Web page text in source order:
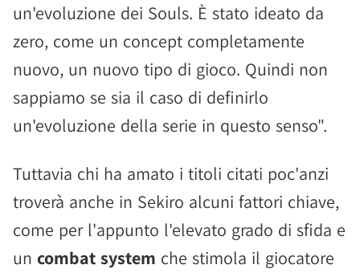
un'evoluzione dei Souls. È stato ideato da
zero, come un concept completamente
nuovo, un nuovo tipo di gioco. Quindi non
sappiamo se sia il caso di definirlo
un'evoluzione della serie in questo senso".
Tuttavia chi ha amato i titoli citati poc'anzi
troverà anche in Sekiro alcuni fattori chiave,
come per l'appunto l'elevato grado di sfida e
un combat system che stimola il giocatore